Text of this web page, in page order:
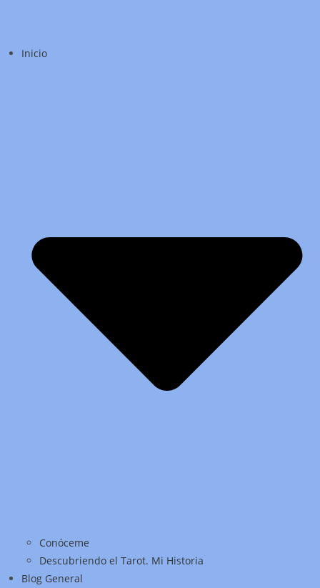
Inicio
Conóceme
Descubriendo el Tarot. Mi Historia
Blog General